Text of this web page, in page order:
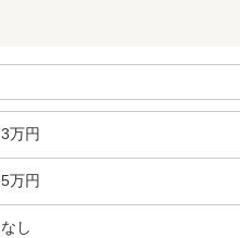
3万円
5万円
なし